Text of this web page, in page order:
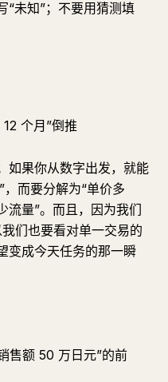
“未知”；不要用猜测填
个月”倒推
如果你从数字出发，就能
而要分解为“单价多
流量”。而且，因为我们
们也要看对单一交易的
变成今天任务的那一瞬
售额 50 万日元”的前